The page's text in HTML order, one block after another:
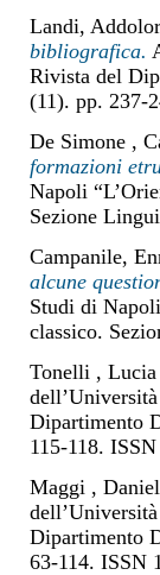
Landi,
bibliografica.
Rivista del
(11). pp. 237-
De Simone ,
formazioni
Napoli
Sezione
Campanile,
alcune
Studi di
classico.
Tonelli , Lucia
Dipartimento
115-118.
Maggi ,
Dipartimento
63-114. ISSN